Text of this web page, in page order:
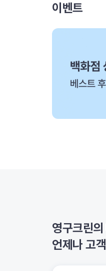
이벤트
영구크린
언제나 고